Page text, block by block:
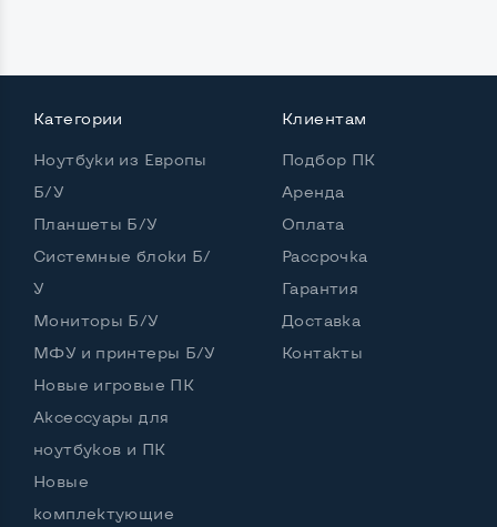
Категории
Ноутбуки из Европы
Б/У
Планшеты Б/У
Системные блоки Б/
У
Мониторы Б/У
МФУ и принтеры Б/У
Новые игровые ПК
Аксессуары для
ноутбуков и ПК
Новые
комплектующие
Клиентам
Подбор ПК
Аренда
Оплата
Рассрочка
Гарантия
Доставка
Контакты